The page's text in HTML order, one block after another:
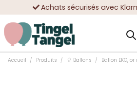
Achats sécurisés avec
Des dizaines de milliers de
Accueil Produits 🎈 Ballons Ballon EKO,